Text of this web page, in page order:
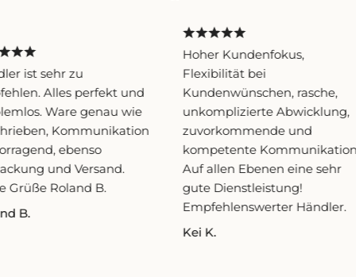
ist sehr zu
Alles perfekt und
Ware genau wie
Kommunikation
ebenso
und Versand.
Grüße Roland B.
B.
Hoher Kundenfokus,
Flexibilität bei
Kundenwünschen, rasche,
unkomplizierte Abwicklung,
zuvorkommende und
kompetente Kommunikation.
Auf allen Ebenen eine sehr
gute Dienstleistung!
Empfehlenswerter Händler.
Kei K.